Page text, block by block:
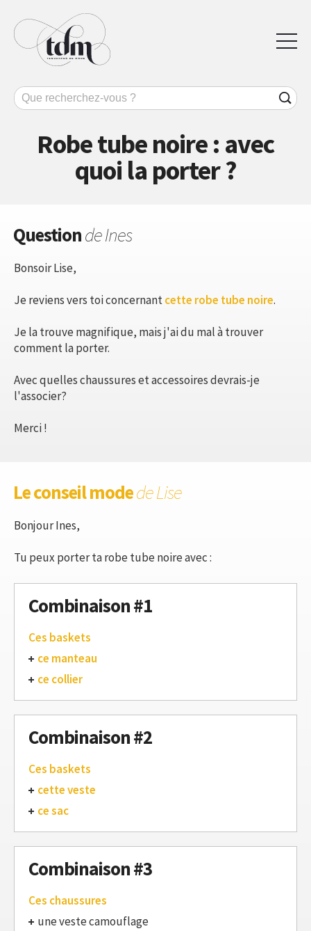
Robe tube noire : avec
quoi la porter ?
Questionde Ines
Bonsoir Lise,
Je reviens vers toi concernantcette robe tube noire.
Je la trouve magnifique, mais j'ai du mal à trouver
comment la porter.
Avec quelles chaussures et accessoires devrais-je
l'associer?
Merci !
Le conseil modede Lise
Bonjour Ines,
Tu peux porter ta robe tube noire avec :
Combinaison #1
Ces baskets
ce manteau
ce collier
Combinaison #2
Ces baskets
cette veste
ce sac
Combinaison #3
Ces chaussures
une veste camouflage